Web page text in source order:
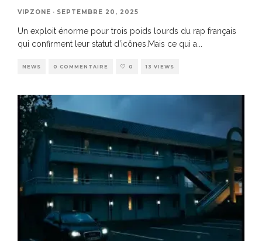
VIPZONE · SEPTEMBRE 20, 2025
Un exploit énorme pour trois poids lourds du rap français
qui confirment leur statut d’icônes.Mais ce qui a
NEWS 0 COMMENTAIRE 0 13 VIEWS